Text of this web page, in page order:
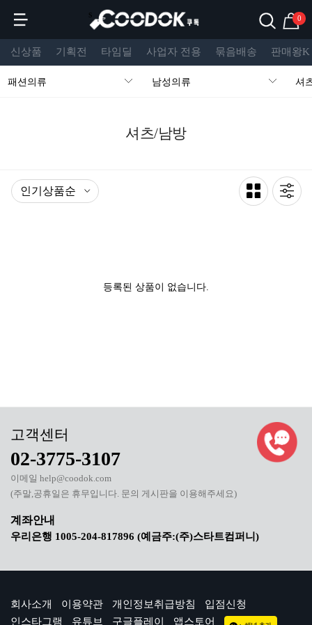
s 0
신상품 기획전 타임딜 사업자 전용 묶음배송 판매왕K
패션의류 남성의류 셔
셔츠/남방
등록된 상품이 없습니다.
02-3775-3107
이메일 help@coodok.com
(주말,공휴일은 휴무입니다. 문의 게시판을 이용해주세요)
우리은행 1005-204-817896 (예금주:(주)스타트컴퍼니)
회사소개 이용약관 개인정보취급방침
입점신청
인스타그램
유튜브 구글플레이 앱스토어